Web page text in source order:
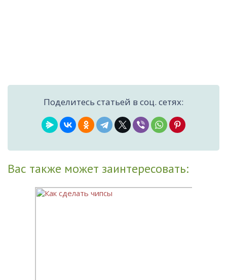
Поделитесь статьей в соц. сетях:
Вас также может заинтересовать: